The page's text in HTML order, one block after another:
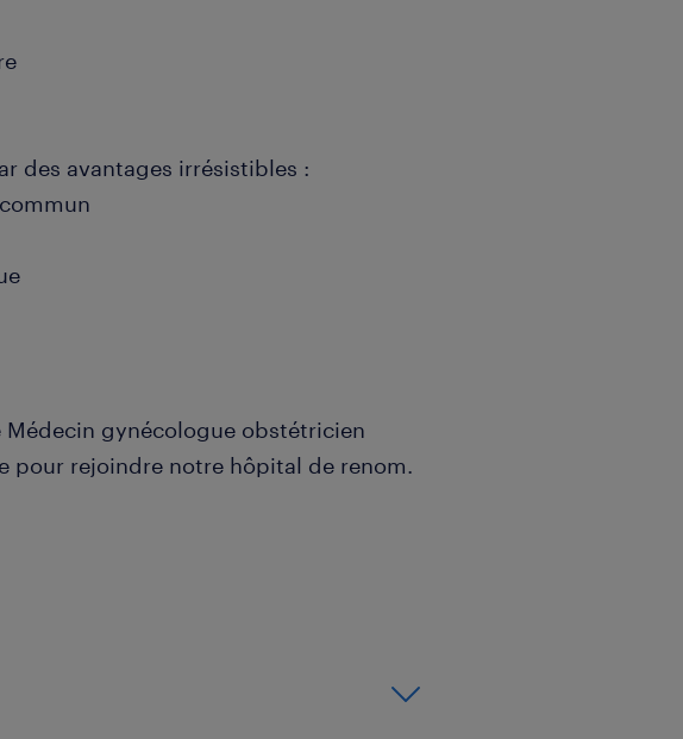
des avantages irrésistibles :
Médecin gynécologue obstétricien
pour rejoindre notre hôpital de renom.
en médecine avec spécialisation en
requis
en équipe pluridisciplinaire avec
en communication et en empathie